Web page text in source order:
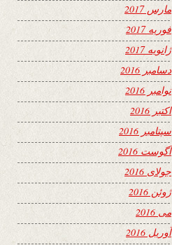
مارس 2017
فوریه 2017
ژانویه 2017
دسامبر 2016
نوامبر 2016
اکتبر 2016
سپتامبر 2016
آگوست 2016
جولای 2016
ژوئن 2016
می 2016
آوریل 2016